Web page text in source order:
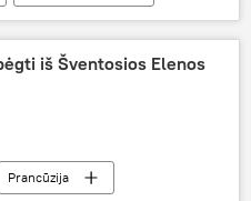
iš Šventosios Elenos
Prancūzija